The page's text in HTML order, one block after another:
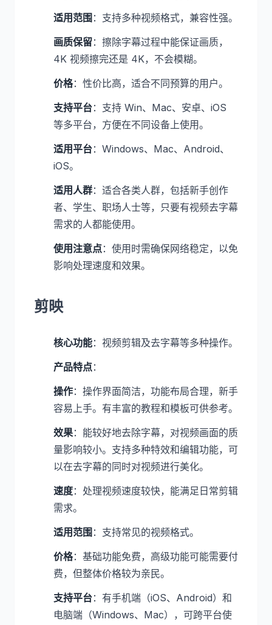
适用范围 ：支持多种视频格式，兼容性强。
画质保留：擦除字幕过程中能保证画质，
4K 视频擦完还是 4K，不会模糊。
价格：性价比高，适合不同预算的用户。
支持平台：支持 Win、Mac、安卓、iOS
等多平台，方便在不同设备上使用。
适用平台：Windows、Mac、Android、
iOS。
适用人群：适合各类人群，包括新手创作
者、学生、职场人士等，只要有视频去字幕
需求的人都能使用。
使用注意点：使用时需确保网络稳定，以免
影响处理速度和效果。
剪映
核心功能：视频剪辑及去字幕等多种操作。
产品特点：
操作：操作界面简洁，功能布局合理，新手
容易上手。有丰富的教程和模板可供参考。
效果：能较好地去除字幕，对视频画面的质
量影响较小。支持多种特效和编辑功能，可
以在去字幕的同时对视频进行美化。
速度：处理视频速度较快，能满足日常剪辑
需求。
适用范围 ：支持常见的视频格式。
价格：基础功能免费，高级功能可能需要付
费，但整体价格较为亲民。
支持平台：有手机端（iOS、Android）和
电脑端（Windows、Mac），可跨平台使